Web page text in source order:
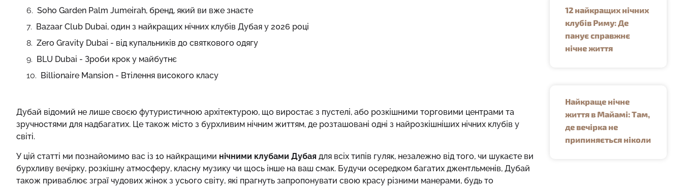
Soho Garden Palm Jumeirah, бренд, який ви вже знаєте
Bazaar Club Dubai, один з найкращих нічних клубів Дубая у 2026 році
Zero Gravity Dubai - від купальників до святкового одягу
BLU Dubai - Зроби крок у майбутнє
Billionaire Mansion - Втілення високого класу
Дубай відомий не лише своєю футуристичною архітектурою, що виростає з пустелі, або розкішними торговими центрами та
зручностями для надбагатих. Це також місто з бурхливим нічним життям, де розташовані одні з найрозкішніших нічних клубів у
світі.
У цій статті ми познайомимо вас із 10 найкращими нічними клубами Дубая для всіх типів гуляк, незалежно від того, чи шукаєте ви
бурхливу вечірку, розкішну атмосферу, класну музику чи щось інше на ваш смак. Будучи осередком багатих джентльменів, Дубай
також приваблює зграї чудових жінок з усього світу, які прагнуть запропонувати свою красу різними манерами, будь то
12 найкращих нічних
клубів Риму: Де
панує справжнє
нічне життя
Найкраще нічне
життя в Майамі: Там,
де вечірка не
припиняється ніколи